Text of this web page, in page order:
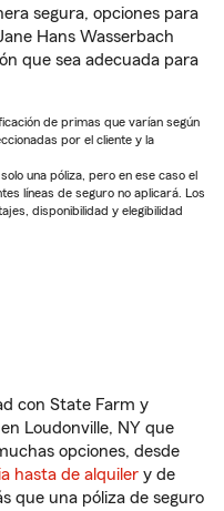
segura, opciones para
Hans Wasserbach
que sea adecuada para
de primas que varían según
por el cliente y la
una póliza, pero en ese caso el
líneas de seguro no aplicará. Los
disponibilidad y elegibilidad
con State Farm y
en Loudonville, NY que
opciones, desde
hasta de alquiler y de
que una póliza de seguro